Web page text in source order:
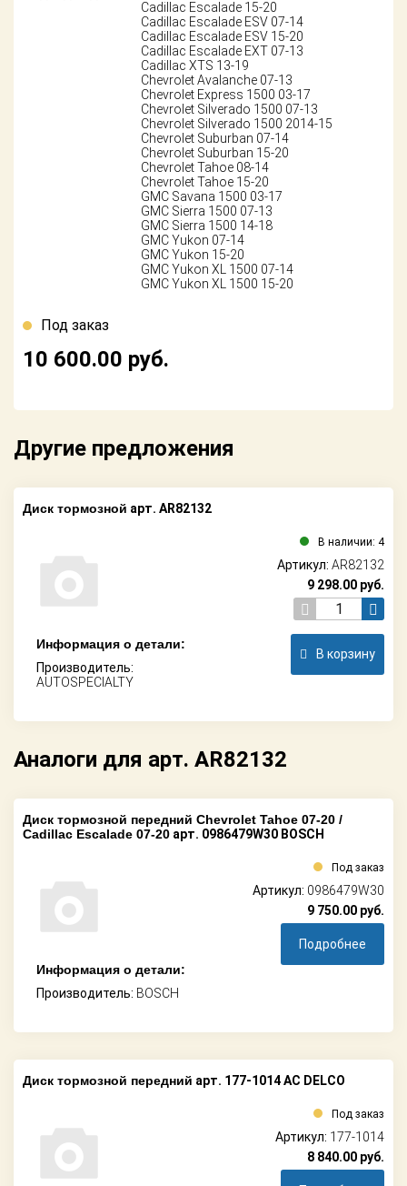
Cadillac Escalade 15-20
Cadillac Escalade ESV 07-14
Cadillac Escalade ESV 15-20
Cadillac Escalade EXT 07-13
Cadillac XTS 13-19
Chevrolet Avalanche 07-13
Chevrolet Express 1500 03-17
Chevrolet Silverado 1500 07-13
Chevrolet Silverado 1500 2014-15
Chevrolet Suburban 07-14
Chevrolet Suburban 15-20
Chevrolet Tahoe 08-14
Chevrolet Tahoe 15-20
GMC Savana 1500 03-17
GMC Sierra 1500 07-13
GMC Sierra 1500 14-18
GMC Yukon 07-14
GMC Yukon 15-20
GMC Yukon XL 1500 07-14
GMC Yukon XL 1500 15-20
Под заказ
10 600.00 руб.
Другие предложения
Диск тормозной арт. AR82132
Информация о детали:
Производитель:
AUTOSPECIALTY
В наличии: 4
Артикул: AR82132
9 298.00 руб.
В корзину
Аналоги для арт. AR82132
Диск тормозной передний Chevrolet Tahoe 07-20 /
Cadillac Escalade 07-20 арт. 0986479W30 BOSCH
Информация о детали:
Производитель: BOSCH
Под заказ
Артикул: 0986479W30
9 750.00 руб.
Подробнее
Диск тормозной передний арт. 177-1014 AC DELCO
Под заказ
Артикул: 177-1014
8 840.00 руб.